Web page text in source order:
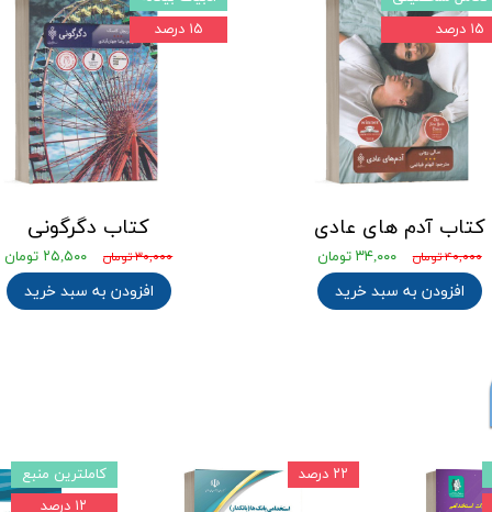
کتاب آدم های عادی
۴۰,۰۰۰ تومان ۳۴,۰۰۰ تومان
افزودن به سبد خرید
۱۵ درصد
کتاب دگرگونی
۳۰,۰۰۰ تومان ۲۵,۵۰۰ تومان
افزودن به سبد خرید
۱۵ درصد
کاملترین منبع
۱۲ درصد
۲۲ درصد